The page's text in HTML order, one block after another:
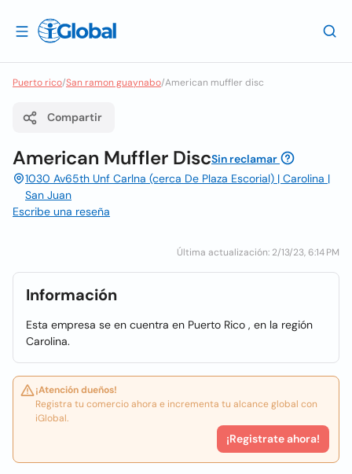
Puerto rico/San ramon guaynabo/American muffler disc
Compartir
American Muffler DiscSin reclamar
1030 Av65th Unf Carlna (cerca De Plaza Escorial) | Carolina |
San Juan
Escribe una reseña
Última actualización: 2/13/23, 6:14 PM
Información
Esta empresa se en cuentra en Puerto Rico , en la región
Carolina.
¡Atención dueños!
Registra tu comercio ahora e incrementa tu alcance global con
iGlobal.
¡Registrate ahora!